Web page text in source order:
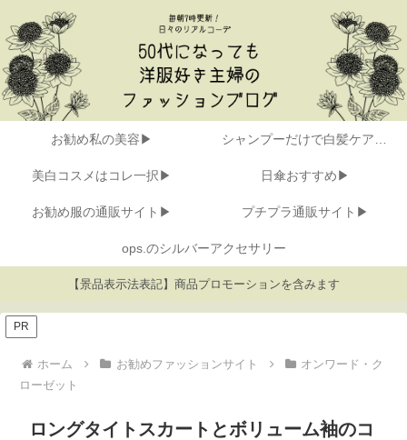
お勧め私の美容▶ シャンプーだけで白髪ケア▶
美白コスメはコレ一択▶ 日傘おすすめ▶
お勧め服の通販サイト▶ プチプラ通販サイト▶
ops.のシルバーアクセサリー
【景品表示法表記】商品プロモーションを含みます
PR
ホーム お勧めファッションサイト
オンワード・ク
ローゼット
ロングタイトスカートとボリューム袖のコ